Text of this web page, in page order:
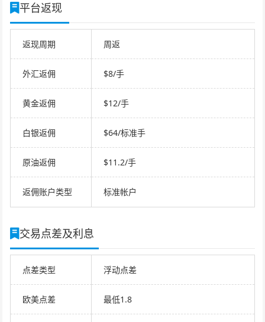
平台返现
返现周期 周返
外汇返佣 $8/手
黄金返佣 $12/手
白银返佣 $64/标准手
原油返佣 $11.2/手
返佣账户类型 标准帐户
交易点差及利息
点差类型 浮动点差
欧美点差 最低1.8